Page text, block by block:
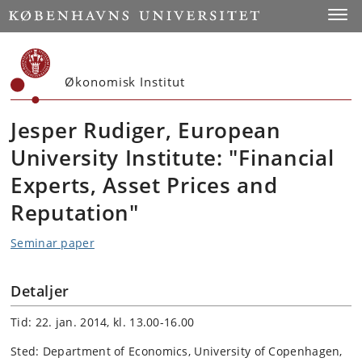
Start
Økonomisk Institut
Jesper Rudiger, European
University Institute: "Financial
Experts, Asset Prices and
Reputation"
Seminar paper
Detaljer
Tid: 22. jan. 2014, kl. 13.00-16.00
Sted: Department of Economics, University of Copenhagen,